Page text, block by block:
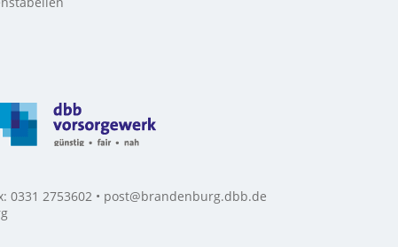
0331 2753602 • post@brandenburg.dbb.de